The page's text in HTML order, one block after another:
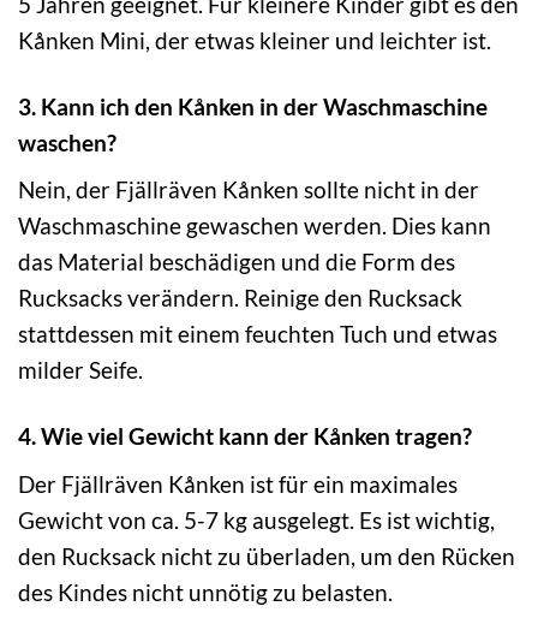
Kånken Mini, der etwas kleiner und leichter ist.
3. Kann ich den Kånken in der Waschmaschine
waschen?
Nein, der Fjällräven Kånken sollte nicht in der
Waschmaschine gewaschen werden. Dies kann
das Material beschädigen und die Form des
Rucksacks verändern. Reinige den Rucksack
stattdessen mit einem feuchten Tuch und etwas
milder Seife.
4. Wie viel Gewicht kann der Kånken tragen?
Der Fjällräven Kånken ist für ein maximales
Gewicht von ca. 5-7 kg ausgelegt. Es ist wichtig,
den Rucksack nicht zu überladen, um den Rücken
des Kindes nicht unnötig zu belasten.